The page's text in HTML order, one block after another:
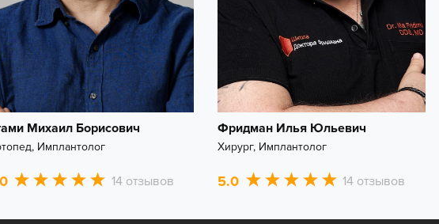
Михаил Борисович
Имплантолог
14 отзывов
Фридман Илья Юльевич
Хирург, Имплантолог
5.0 14 отзывов